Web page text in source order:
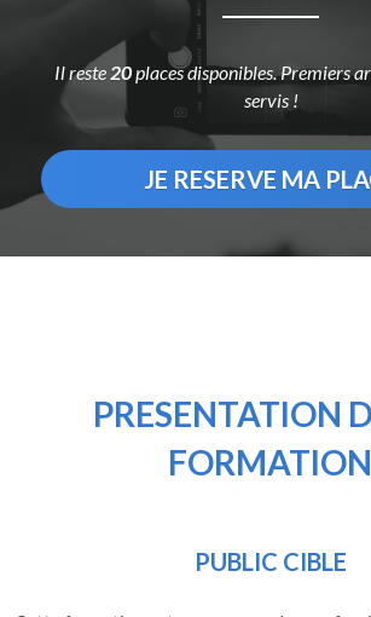
Il reste 20 places disponibles. Premiers
servis !
JE RESERVE MA
PRESENTATION
FORMATION
PUBLIC CIBLE